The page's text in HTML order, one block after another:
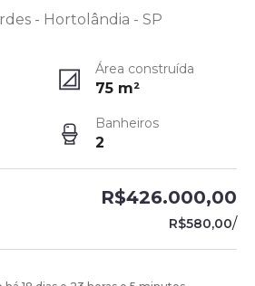
- Hortolândia - SP
Área construída
75 m²
Banheiros
2
R$426.000,00
R$580,00/